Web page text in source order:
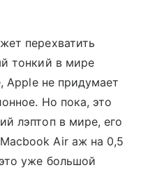
перехватить
тонкий в мире
Apple не придумает
Но пока, это
лэптоп в мире, его
Air аж на 0,5
уже большой